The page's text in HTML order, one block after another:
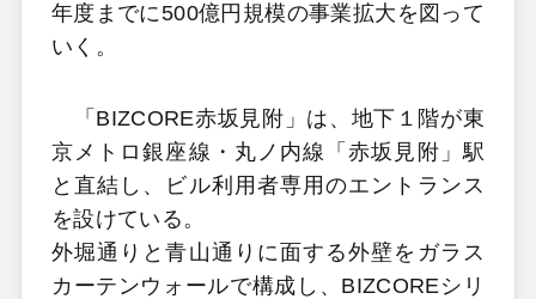
年度までに500億円規模の事業拡大を図って
いく。
「BIZCORE赤坂見附」は、地下１階が東
京メトロ銀座線・丸ノ内線「赤坂見附」駅
と直結し、ビル利用者専用のエントランス
を設けている。
外堀通りと青山通りに面する外壁をガラス
カーテンウォールで構成し、BIZCOREシリ